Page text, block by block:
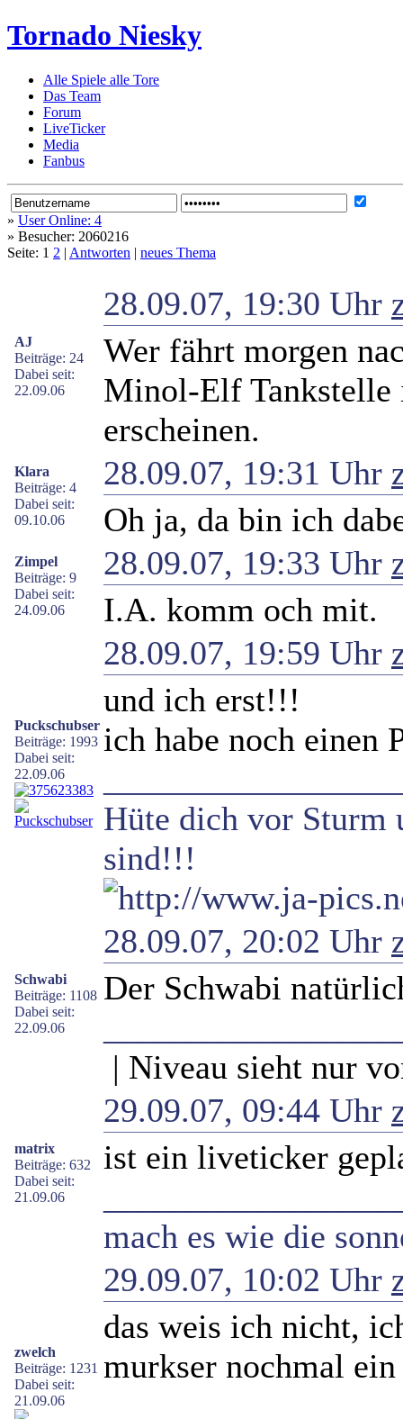
Tornado Niesky
Alle Spiele alle Tore
Das Team
Forum
LiveTicker
Media
Fanbus
» User Online: 4
» Besucher: 2060216
Seite: 1 2 | Antworten | neues Thema
AJ
Beiträge: 24
Dabei seit:
22.09.06
28.09.07, 19:30 Uhr
Wer fährt morgen
Minol-Elf Tankstelle
erscheinen.
Klara
Beiträge: 4
Dabei seit:
09.10.06
28.09.07, 19:31 Uhr
Oh ja, da bin ich
Zimpel
Beiträge: 9
Dabei seit:
24.09.06
28.09.07, 19:33 Uhr
I.A. komm och mit.
Puckschubser
Beiträge: 1993
Dabei seit:
22.09.06
28.09.07, 19:59 Uhr
und ich erst!!!
ich habe noch einen
Hüte dich vor Sturm
sind!!!
Schwabi
Beiträge: 1108
Dabei seit:
22.09.06
28.09.07, 20:02 Uhr
Der Schwabi
| Niveau sieht nur
matrix
Beiträge: 632
Dabei seit:
21.09.06
29.09.07, 09:44 Uhr
ist ein liveticker
mach es wie die
zwelch
Beiträge: 1231
Dabei seit:
21.09.06
29.09.07, 10:02 Uhr
das weis ich nicht,
murkser nochmal